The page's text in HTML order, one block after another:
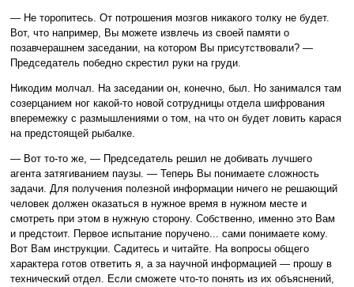
— Не торопитесь. От потрошения мозгов никакого толку не будет.
Вот, что например, Вы можете извлечь из своей памяти о
позавчерашнем заседании, на котором Вы присутствовали? —
Председатель победно скрестил руки на груди.
Никодим молчал. На заседании он, конечно, был. Но занимался там
созерцанием ног какой-то новой сотрудницы отдела шифрования
вперемежку с размышлениями о том, на что он будет ловить карася
на предстоящей рыбалке.
— Вот то-то же, — Председатель решил не добивать лучшего
агента затягиванием паузы. — Теперь Вы понимаете сложность
задачи. Для получения полезной информации ничего не решающий
человек должен оказаться в нужное время в нужном месте и
смотреть при этом в нужную сторону. Собственно, именно это Вам
и предстоит. Первое испытание поручено... сами понимаете кому.
Вот Вам инструкции. Садитесь и читайте. На вопросы общего
характера готов ответить я, а за научной информацией — прошу в
технический отдел. Если сможете что-то понять из их объяснений,